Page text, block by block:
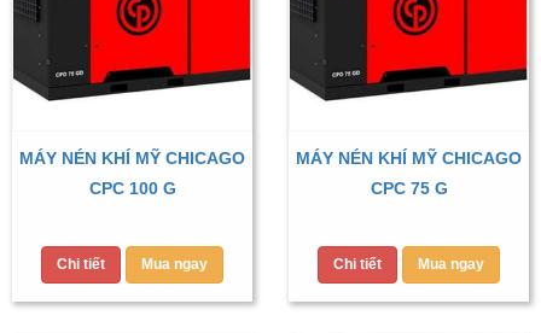
MÁY NÉN KHÍ MỸ CHICAGO
CPC 100 G
Chi tiết Mua ngay
MÁY NÉN KHÍ MỸ CHICAGO
CPC 75 G
Chi tiết Mua ngay